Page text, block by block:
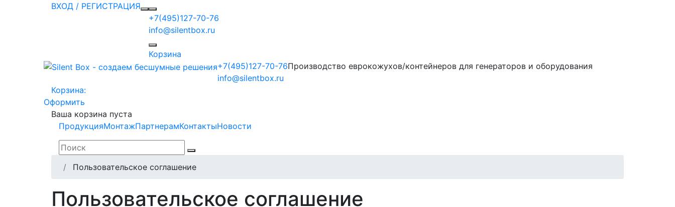
ВХОД / РЕГИСТРАЦИЯ
+7(495)127-70-76
info@silentbox.ru
Корзина
+7(495)127-70-76
info@silentbox.ru
Производство еврокожухов/контейнеров для генераторов и оборудования
Корзина:
Оформить
Ваша корзина пуста
ПродукцияМонтажПартнерамКонтактыНовости
Пользовательское соглашение
Пользовательское соглашение